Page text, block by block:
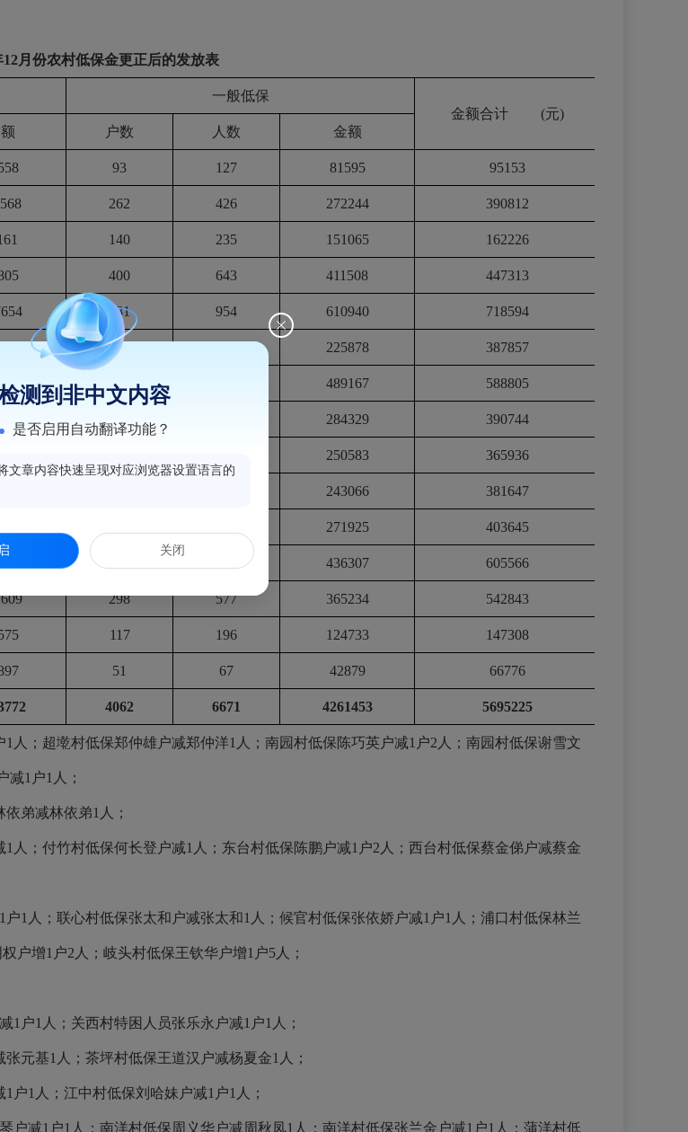
12月份农村低保金更正后的发放表
一般低保
金额合计
(元)
户数 人数 金额
93 127 81595 95153
262 426 272244 390812
140 235 151065 162226
400 643 411508 447313
581 954 610940 718594
255 225878 387857
482 489167 588805
298 284329 390744
250583 365936
243066 381647
271925 403645
436307 605566
298 577 365234 542843
117 196 124733 147308
51 67 42879 66776
4062 6671 4261453 5695225
1 人；超墘村低保郑仲雄户减郑仲洋1 人；南园村低保陈巧英户减1 户2 人；南园村低保谢雪文
减1 户1 人；
依弟减林依弟1 人；
1 人；付竹村低保何长登户减1 人；东台村低保陈鹏户减1 户2 人；西台村低保蔡金俤户减蔡金
1 户1 人；联心村低保张太和户减张太和1 人；候官村低保张依娇户减1 户1 人；浦口村低保林兰
户增1 户2 人；岐头村低保王钦华户增1 户5 人；
1 户1 人；关西村特困人员张乐永户减1 户1 人；
张元基1 人；茶坪村低保王道汉户减杨夏金1 人；
1 户1 人；江中村低保刘哈妹户减1 户1 人；
户减1 户1 人；南洋村低保周义华户减周秋凤1 人；南洋村低保张兰金户减1 户1 人；蒲洋村低
测到非中文内容
是否启用自动翻译功能？
文章内容快速呈现对应浏览器设置语言的
关闭